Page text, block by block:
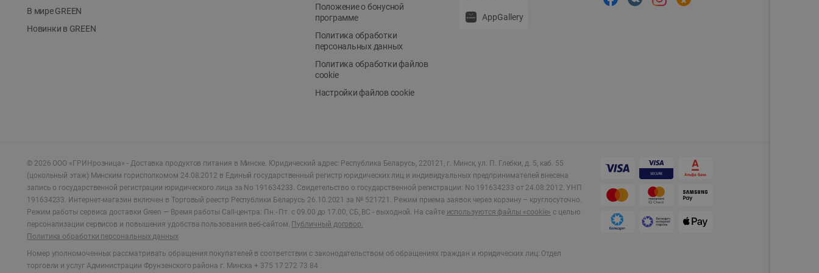
В мире GREEN
Новинки в GREEN
Положение о бонусной
программе
Политика обработки
персональных данных
Политика обработки файлов
cookie
Настройки файлов cookie
AppGallery
© 2026 ООО «ГРИНрозница» - Доставка продуктов питания в Минске. Юридический адрес: Республика Беларусь, 220121, г. Минск, ул. П. Глебки, д. 5, каб. 55
(цокольный этаж) Минским горисполкомом 24.08.2012 в Единый государственный регистр юридических лиц и индивидуальных предпринимателей внесена
запись о государственной регистрации юридического лица за No 191634233. Свидетельство о государственной регистрации: No 191634233 от 24.08.2012. УНП
191634233. Интернет-магазин включен в Торговый реестр Республики Беларусь 26.10.2021 за № 521721. Режим приема заявок через корзину – круглосуточно.
Режим работы сервиса доставки Green — Время работы Call-центра: Пн.- Пт. с 09.00 до 17.00, СБ, ВС - выходной. На сайте используются файлы «cookie» с целью
персонализации сервисов и повышения удобства пользования веб-сайтом. Публичный договор.
Политика обработки персональных данных
Номер уполномоченных рассматривать обращения покупателей в соответствии с законодательством об обращениях граждан и юридических лиц: Отдел
торговли и услуг Администрации Фрунзенского района г. Минска + 375 17 272 73 84 .